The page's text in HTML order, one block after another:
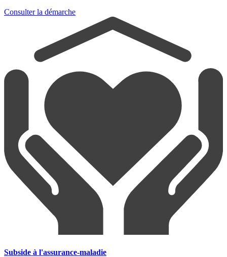
Consulter la démarche
Subside à l'assurance-maladie